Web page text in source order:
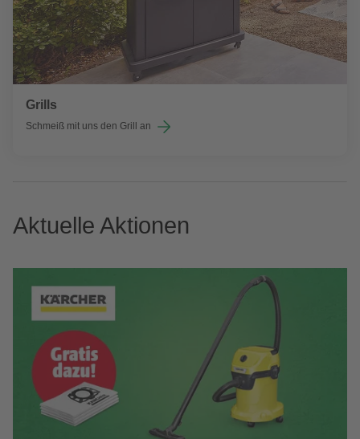
Grills
Schmeiß mit uns den Grill an
Aktuelle Aktionen